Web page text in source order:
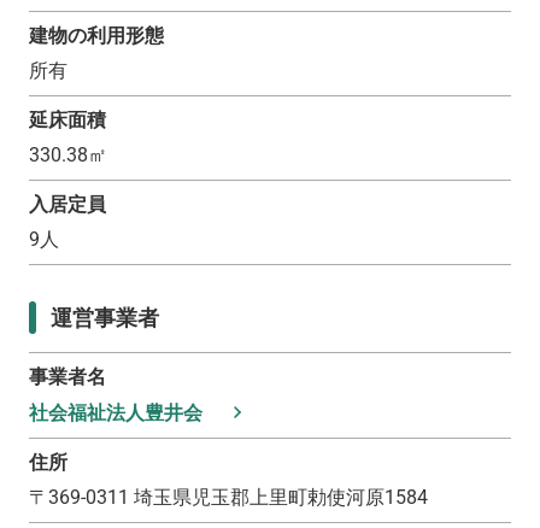
建物の利用形態
所有
延床面積
330.38㎡
入居定員
9人
運営事業者
事業者名
社会福祉法人豊井会
住所
〒 369-0311 埼玉県児玉郡上里町勅使河原1584